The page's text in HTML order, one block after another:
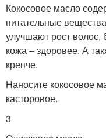
Кокосовое масло
питательные
улучшают рост волос,
кожа – здоровее. А
крепче.
Наносите кокосовое
касторовое.
3